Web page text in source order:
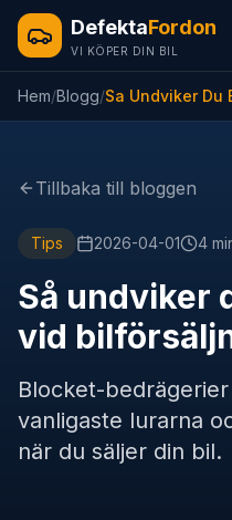
DefektaFordon
VI KÖPER DIN BIL
Hem/Blogg/Sa Undviker
Tillbaka till bloggen
Tips 2026-04-01 4
Så undviker
vid
Blocket-
vanligaste lurarna
när du säljer din bil.